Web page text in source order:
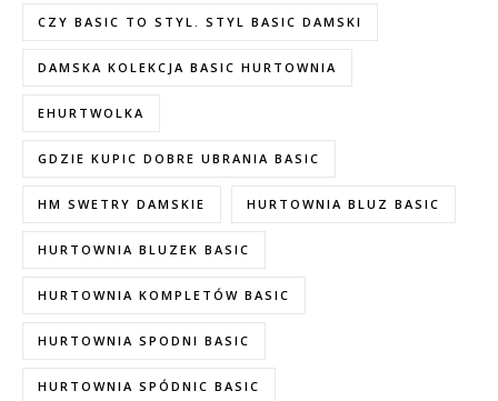
CZY BASIC TO STYL. STYL BASIC DAMSKI
DAMSKA KOLEKCJA BASIC HURTOWNIA
EHURTWOLKA
GDZIE KUPIC DOBRE UBRANIA BASIC
HM SWETRY DAMSKIE HURTOWNIA BLUZ BASIC
HURTOWNIA BLUZEK BASIC
HURTOWNIA KOMPLETÓW BASIC
HURTOWNIA SPODNI BASIC
HURTOWNIA SPÓDNIC BASIC